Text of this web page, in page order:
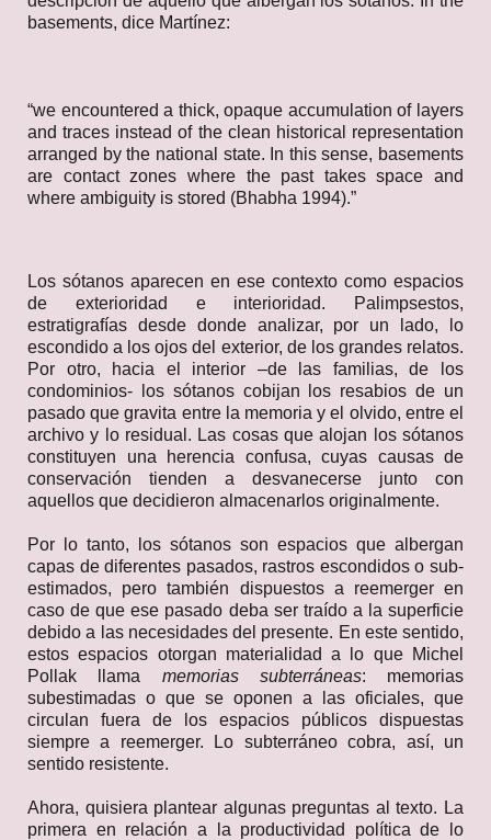
basements, dice Martínez:
“we encountered a thick, opaque accumulation of layers
and traces instead of the clean historical representation
arranged by the national state. In this sense, basements
are contact zones where the past takes space and
where ambiguity is stored (Bhabha 1994).”
Los sótanos aparecen en ese contexto como espacios
de exterioridad e interioridad. Palimpsestos,
estratigrafías desde donde analizar, por un lado, lo
escondido a los ojos del exterior, de los grandes relatos.
Por otro, hacia el interior –de las familias, de los
condominios- los sótanos cobijan los resabios de un
pasado que gravita entre la memoria y el olvido, entre el
archivo y lo residual. Las cosas que alojan los sótanos
constituyen una herencia confusa, cuyas causas de
conservación tienden a desvanecerse junto con
aquellos que decidieron almacenarlos originalmente.
Por lo tanto, los sótanos son espacios que albergan
capas de diferentes pasados, rastros escondidos o sub-
estimados, pero también dispuestos a reemerger en
caso de que ese pasado deba ser traído a la superficie
debido a las necesidades del presente. En este sentido,
estos espacios otorgan materialidad a lo que Michel
Pollak llama memorias subterráneas:
memorias
subestimadas o que se oponen a las oficiales, que
circulan fuera de los espacios públicos dispuestas
siempre a reemerger. Lo subterráneo cobra, así, un
sentido resistente.
Ahora, quisiera plantear algunas preguntas al texto. La
primera en relación a la productividad política de lo